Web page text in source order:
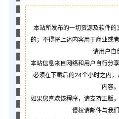
本站所发布的一切资源及软件的
的；不得将上述内容用于商业或
请用户自
本站信息来自网络和用户自行分
必须在下载后的24个小时之内
内容。
如果您喜欢该程序，请支持正版
侵权请邮件与我们